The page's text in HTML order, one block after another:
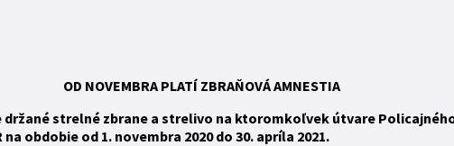
OD NOVEMBRA PLATÍ ZBRAŇOVÁAMNESTIA
strelné zbrane a strelivo na ktoromkoľvek útvare
obdobie od 1. novembra 2020 do 30. apríla 2021.